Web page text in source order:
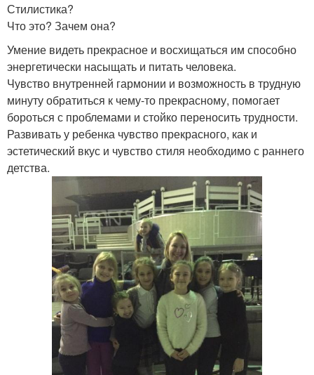
Стилистика?
Что это? Зачем она?
Умение видеть прекрасное и восхищаться им способно
энергетически насыщать и питать человека.
Чувство внутренней гармонии и возможность в трудную
минуту обратиться к чему-то прекрасному, помогает
бороться с проблемами и стойко переносить трудности.
Развивать у ребенка чувство прекрасного, как и
эстетический вкус и чувство стиля необходимо с раннего
детства.